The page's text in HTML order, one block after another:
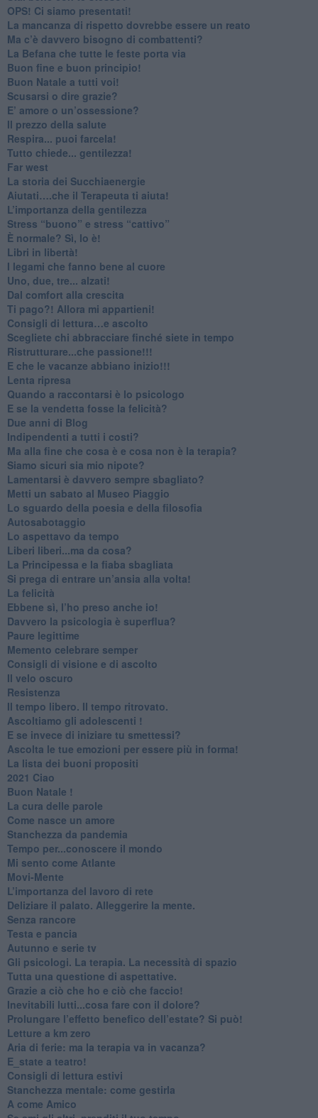
​OPS! Ci siamo presentati!
​La mancanza di rispetto dovrebbe essere un reato
​Ma c’è davvero bisogno di combattenti?
​La Befana che tutte le feste porta via
Buon fine e buon principio!
​Buon Natale a tutti voi!
​Scusarsi o dire grazie?
​E’ amore o un’ossessione?
​Il prezzo della salute
​Respira... puoi farcela!
​Tutto chiede... gentilezza!
​Far west
​La storia dei Succhiaenergie
​Aiutati….che il Terapeuta ti aiuta!
​L’importanza della gentilezza
​Stress “buono” e stress “cattivo”
​È normale? Sì, lo è!
​Libri in libertà!
​I legami che fanno bene al cuore
Uno, due, tre... alzati!​
​Dal comfort alla crescita
​Ti pago?! Allora mi appartieni!​
​Consigli di lettura…e ascolto
​Scegliete chi abbracciare finché siete in tempo
​Ristrutturare...che passione!!!
​E che le vacanze abbiano inizio!!!
​Lenta ripresa
​Quando a raccontarsi è lo psicologo
​E se la vendetta fosse la felicità?
​Due anni di Blog
​Indipendenti a tutti i costi?
​Ma alla fine che cosa è e cosa non è la terapia?
​Siamo sicuri sia mio nipote?
​Lamentarsi è davvero sempre sbagliato?
​Metti un sabato al Museo Piaggio
​Lo sguardo della poesia e della filosofia
Autosabotaggio
​Lo aspettavo da tempo
​Liberi liberi...ma da cosa?
​La Principessa e la fiaba sbagliata
Si prega di entrare un’ansia alla volta!
​La felicità
​Ebbene sì, l’ho preso anche io!
​Davvero la psicologia è superflua?
Paure legittime
​Memento celebrare semper
​Consigli di visione e di ascolto
​Il velo oscuro
Resistenza
​Il tempo libero. Il tempo ritrovato.
Ascoltiamo gli adolescenti !
​E se invece di iniziare tu smettessi?
​Ascolta le tue emozioni per essere più in forma!
​La lista dei buoni propositi
2021 Ciao
Buon Natale !
​La cura delle parole
​Come nasce un amore
Stanchezza da pandemia
​Tempo per...conoscere il mondo
​Mi sento come Atlante
​Movi-Mente
​L’importanza del lavoro di rete
​Deliziare il palato. Alleggerire la mente.
​Senza rancore
​Testa e pancia
​Autunno e serie tv
​Gli psicologi. La terapia. La necessità di spazio
​Tutta una questione di aspettative.
​Grazie a ciò che ho e ciò che faccio!
​Inevitabili lutti...cosa fare con il dolore?
Prolungare l’effetto benefico dell’estate? Si può!
​Letture a km zero
​Aria di ferie: ma la terapia va in vacanza?
​E_state a teatro!
​Consigli di lettura estivi
​Stanchezza mentale: come gestirla
​A come Amico